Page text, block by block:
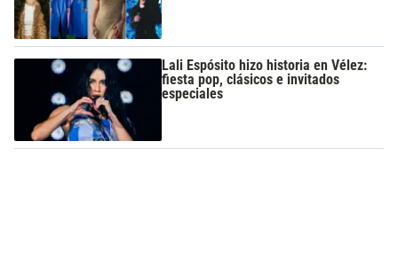
Lali Espósito hizo historia en Vélez:
fiesta pop, clásicos e invitados
especiales